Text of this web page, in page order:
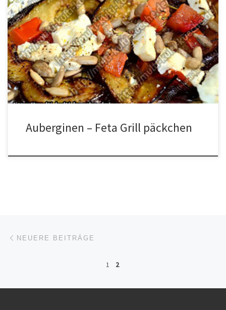
Zutaten Liste 1 Aubergine1 Tomate1/2 FetaÖletwas Thymian,
OreganoSalz, Pfeffer und Sonnenblumenkerner Zubereitung Die
Auberginen in Scheiben schneiden, den Käse und die Tomaten in
Stückche schneiden. Etwas Öl in die Pfanne geben und die
Auberginen Scheiben darin von beiden Seiten goldbraun braten.
Danach die gebratenen Scheiben auf ein Küchentuch legen damit
das […]
Auberginen – Feta Grill päckchen
Beitrags-Navigation
NEUERE BEITRÄGE
1 2